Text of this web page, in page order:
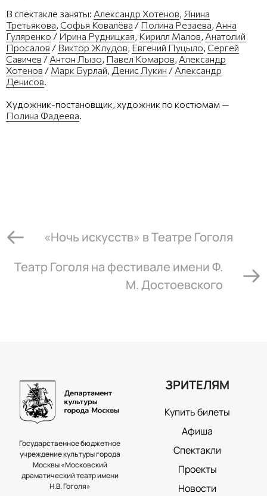
В спектакле заняты: Александр Хотенов, Янина
Третьякова, Софья Ковалёва / Полина Резаева, Анна
Гуляренко / Ирина Рудницкая, Кирилл Малов, Анатолий
Просалов / Виктор Жлудов, Евгений Пуцыло, Сергей
Савичев / Антон Лызо, Павел Комаров, Александр
Хотенов / Марк Бурлай, Денис Лукин / Александр
Денисов.
Художник-постановщик, художник по костюмам —
Полина Фадеева.
«Ночь искусств» в Театре Гоголя
Театр Гоголя на фестивале имени Ф.
М. Достоевского
Государственное бюджетное
учреждение культуры города
Москвы «Московский
драматический театр имени
Н.В. Гоголя»
ЗРИТЕЛЯМ
Купить билеты
Афиша
Спектакли
Проекты
Новости